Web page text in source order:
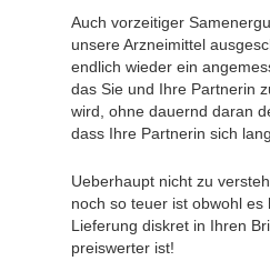
Auch vorzeitiger
unsere Arzneimittel
endlich wieder ein
das Sie und Ihre Partnerin
wird, ohne dauernd daran
dass Ihre Partnerin sich
Ueberhaupt nicht zu
noch so teuer ist obwohl es
Lieferung diskret in Ihren
preiswerter ist!